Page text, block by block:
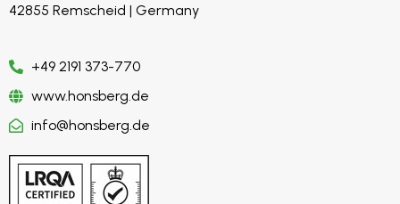
42855 Remscheid | Germany
+49 2191 373-770
www.honsberg.de
info@honsberg.de